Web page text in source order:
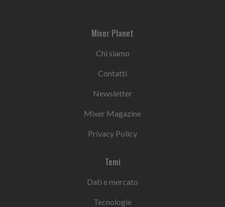
Mixer Planet
Chi siamo
Contatti
Newsletter
Mixer Magazine
Privacy Policy
Temi
Dati e mercato
Tecnologie